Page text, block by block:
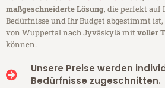
maßgeschneiderte Lösung, die perfekt
Bedürfnisse und Ihr Budget abgestimmt ist,
von Wuppertal nach Jyväskylä mitvoller
können.
Unsere Preise werden
Bedürfnisse zugeschnitten.